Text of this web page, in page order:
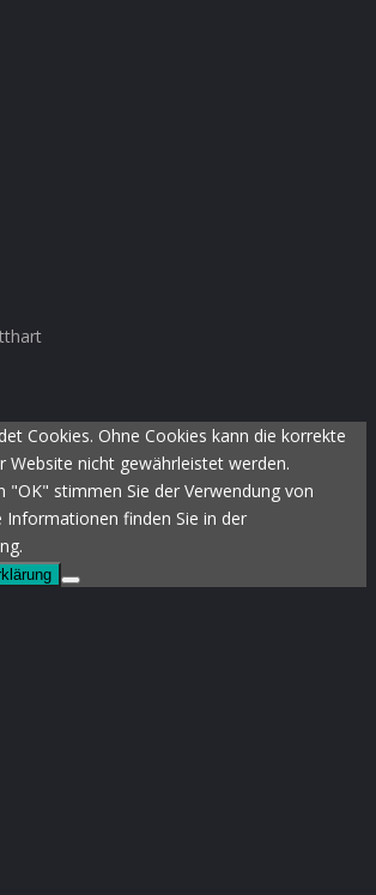
Cookies. Ohne Cookies kann die korrekte
Website nicht gewährleistet werden.
"OK" stimmen Sie der Verwendung von
Informationen finden Sie in der